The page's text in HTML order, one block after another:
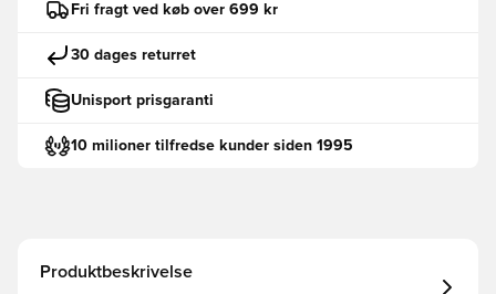
Fri fragt ved køb over 699 kr
30 dages returret
Unisport prisgaranti
10 milioner tilfredse kunder siden 1995
Produktbeskrivelse